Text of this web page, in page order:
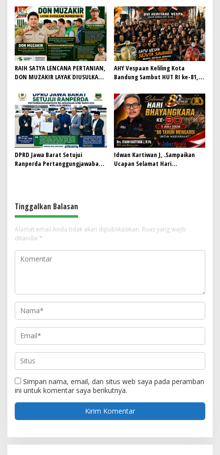
Khidmat, Siapkan Lulusan
Berdaya Saing dan Berintegritas
Redaksi Demi Jurnalisme
Bermartabat
RAIH SATYA LENCANA PERTANIAN,
DON MUZAKIR LAYAK DIUSULKAN
AHY Vespaan Keliling Kota
Bandung Sambut HUT RI ke-81,
Kemanusiaan
DPRD Jawa Barat Setujui
Ranperda Pertanggungjawaban
Idwan Kartiwan J, .Sampaikan
Ucapan Selamat Hari
Tinggalkan Balasan
Alamat email Anda tidak akan dipublikasikan. Ruas yang wajib
ditandai *
Simpan nama, email, dan situs web saya pada peramban
ini untuk komentar saya berikutnya.